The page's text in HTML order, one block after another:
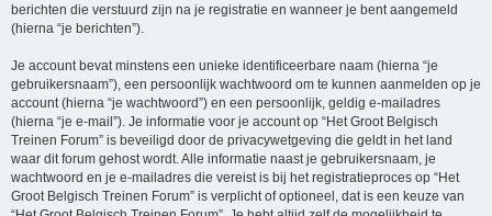
berichten die verstuurd zijn na je registratie en wanneer je bent aangemeld
(hierna “je berichten”).
Je account bevat minstens een unieke identificeerbare naam (hierna “je
gebruikersnaam”), een persoonlijk wachtwoord om te kunnen aanmelden op je
account (hierna “je wachtwoord”) en een persoonlijk, geldig e-mailadres
(hierna “je e-mail”). Je informatie voor je account op “Het Groot Belgisch
Treinen Forum” is beveiligd door de privacywetgeving die geldt in het land
waar dit forum gehost wordt. Alle informatie naast je gebruikersnaam, je
wachtwoord en je e-mailadres die vereist is bij het registratieproces op “Het
Groot Belgisch Treinen Forum” is verplicht of optioneel, dat is een keuze van